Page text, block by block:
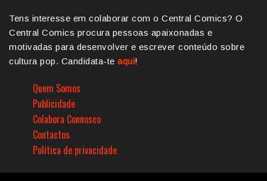
Tens interesse em colaborar com o Central Comics? O
Central Comics procura pessoas apaixonadas e
motivadas para desenvolver e escrever conteúdo sobre
cultura pop. Candidata-te aqui!
Quem Somos
Publicidade
Colabora Connosco
Contactos
Política de privacidade